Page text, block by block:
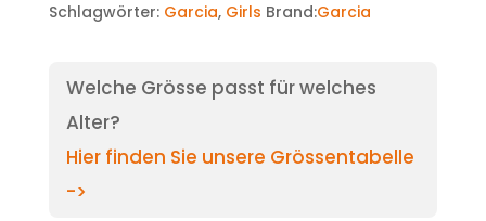
Schlagwörter: Garcia, Girls Brand:Garcia
Welche Grösse passt für welches
Alter?
Hier finden Sie unsere Grössentabelle
->